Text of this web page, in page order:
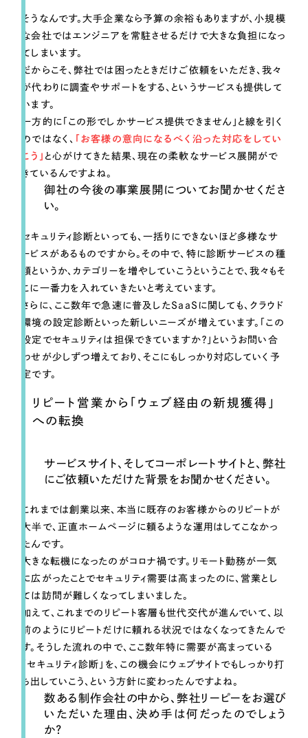
そうなんです。大手企業なら予算の余裕もありますが、小規模
な会社ではエンジニアを常駐させるだけで大きな負担になっ
てしまいます。
だからこそ、弊社では困ったときだけご依頼をいただき、我々
が代わりに調査やサポートをする、というサービスも提供して
います。
一方的に「この形でしかサービス提供できません」と線を引く
のではなく、 「お客様の意向になるべく沿った対応をしてい
こう」 と心がけてきた結果、現在の柔軟なサービス展開がで
きているんですよね。
御社の今後の事業展開についてお聞かせくださ
い。
セキュリティ診断といっても、一括りにできないほど多様なサ
ービスがあるものですから。その中で、特に診断サービスの種
類というか、カテゴリーを増やしていこうということで、我々もそ
こに一番力を入れていきたいと考えています。
さらに、ここ数年で急速に普及したSaaSに関しても、クラウド
環境の設定診断といった新しいニーズが増えています。「この
設定でセキュリティは担保できていますか？」というお問い合
わせが少しずつ増えており、そこにもしっかり対応していく予
定です。
リピート営業から「ウェブ経由の新規獲得」
への転換
サービスサイト、そしてコーポレートサイトと、弊社
にご依頼いただけた背景をお聞かせください。
これまでは創業以来、本当に既存のお客様からのリピートが
大半で、正直ホームページに頼るような運用はしてこなかっ
たんです。
大きな転機になったのがコロナ禍です。リモート勤務が一気
に広がったことでセキュリティ需要は高まったのに、営業とし
ては訪問が難しくなってしまいました。
加えて、これまでのリピート客層も世代交代が進んでいて、以
前のようにリピートだけに頼れる状況ではなくなってきたんで
す。そうした流れの中で、ここ数年特に需要が高まっている
「セキュリティ診断」を、この機会にウェブサイトでもしっかり打
ち出していこう、という方針に変わったんですよね。
数ある制作会社の中から、弊社リーピーをお選び
いただいた理由、決め手は何だったのでしょう
か？